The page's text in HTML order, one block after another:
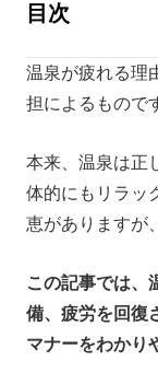
目次
温泉で疲れ
温泉の良い
温泉のマナー
まとめ
温泉が疲れる理
担によるもので
本来、温泉は正
体的にもリラッ
恵がありますが
この記事では、
備、疲労を回復
マナーをわかり